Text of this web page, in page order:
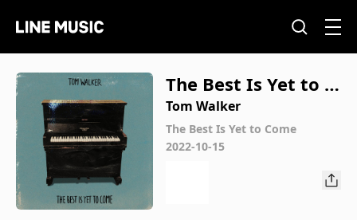
The Best Is Yet to C
ome
Tom Walker
The Best Is Yet to Come
2022-10-15